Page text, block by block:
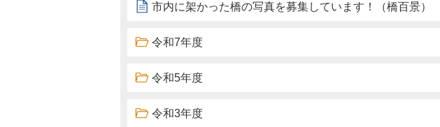
市内に架かった橋の写真を募集しています！（橋百景）
令和7年度
令和5年度
令和3年度